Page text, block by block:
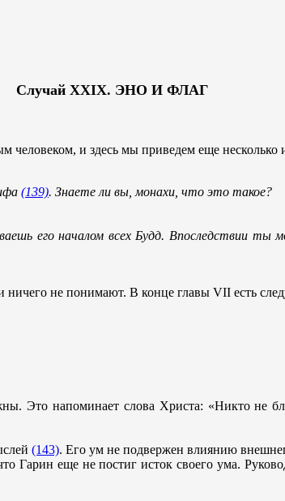
Случай XXIX. ЭНО И ФЛАГ
и здесь мы приведем еще несколько
(139). Знаете ли вы, монахи, что это такое?
его началом всех Будд. Впоследствии
не понимают. В конце главы VII есть
Это напоминает слова Христа: «Никто не
(143). Его ум не подвержен влиянию
Гарин еще не постиг исток своего ума.